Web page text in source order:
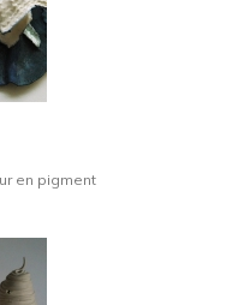
en pigment